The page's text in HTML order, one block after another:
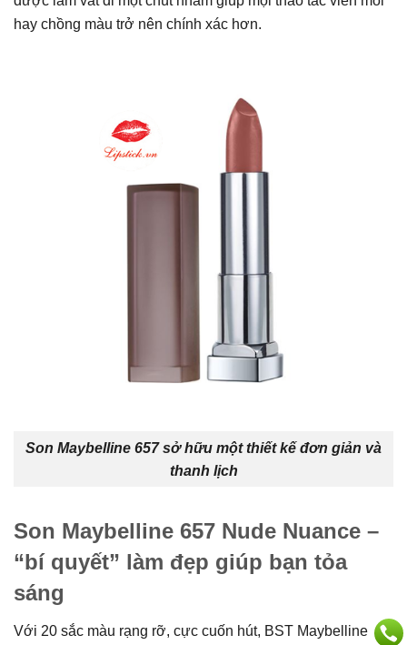
hay chồng màu trở nên chính xác hơn.
Son Maybelline 657 sở hữu một thiết kế đơn giản và
thanh lịch
Son Maybelline 657 Nude Nuance –
“bí quyết” làm đẹp giúp bạn tỏa
sáng
Với 20 sắc màu rạng rỡ, cực cuốn hút, BST Maybelline